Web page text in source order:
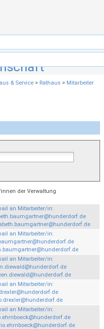
& Service > Rathaus > Mitarbeiter
der Verwaltung